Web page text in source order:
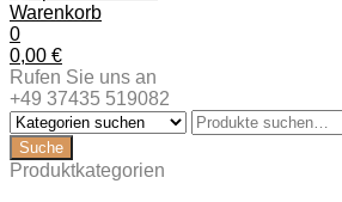
Warenkorb
0
0,00 €
Rufen Sie uns an
+49 37435 519082
Produktkategorien